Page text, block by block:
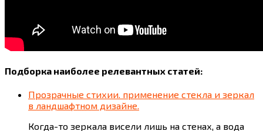
Подборка наиболее релевантных статей:
Прозрачные стихии. применение стекла и зеркал
в ландшафтном дизайне.
Когда-то зеркала висели лишь на стенах, а вода